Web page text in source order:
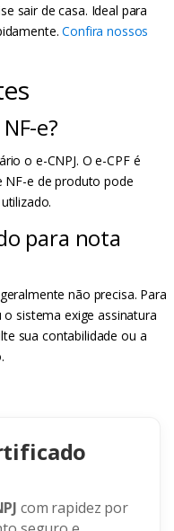
sair de casa. Ideal para
Confira nossos
e?
o e-CNPJ. O e-CPF é
NF-e de produto pode
para nota
não precisa. Para
sistema exige assinatura
sua contabilidade ou a
com rapidez por